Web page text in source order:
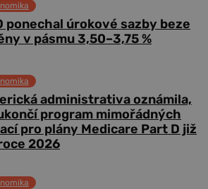
ponechal úrokové sazby beze
v pásmu 3,50–3,75 %
administrativa oznámila,
program mimořádných
pro plány Medicare Part D již
2026